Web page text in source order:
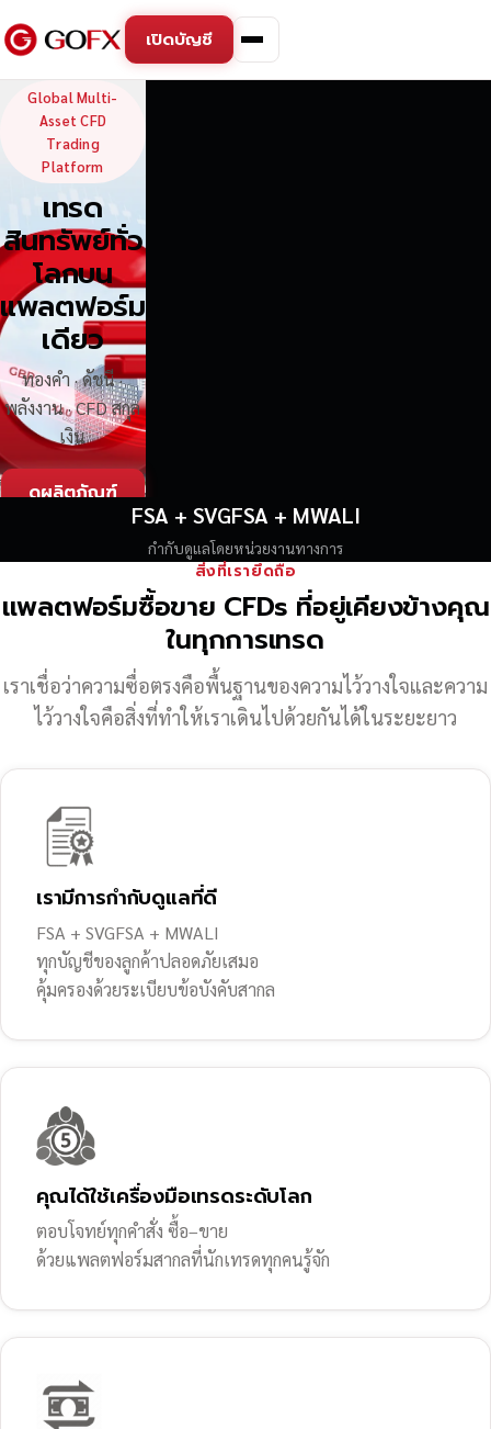
เปิดบัญชี
GoFX — Global Multi-
Global Multi-
Asset CFD
Trading
Platform
เทรด
สินทรัพย์ทั่ว
โลกบน
แพลตฟอร์ม
เดียว
ทองคำ · ดัชนี ·
พลังงาน · CFD สกุล
เงิน
ดูผลิตภัณฑ์
FSA + SVGFSA + MWALI
กำกับดูแลโดยหน่วยงานทางการ
สิ่งที่เรายึดถือ
แพลตฟอร์มซื้อขาย CFDs ที่อยู่เคียงข้างคุณ
ในทุกการเทรด
เราเชื่อว่าความซื่อตรงคือพื้นฐานของความไว้วางใจและความ
ไว้วางใจคือสิ่งที่ทำให้เราเดินไปด้วยกันได้ในระยะยาว
เรามีการกำกับดูแลที่ดี
FSA + SVGFSA + MWALI
ทุกบัญชีของลูกค้าปลอดภัยเสมอ
คุ้มครองด้วยระเบียบข้อบังคับสากล
คุณได้ใช้เครื่องมือเทรดระดับโลก
ตอบโจทย์ทุกคำสั่ง ซื้อ–ขาย
ด้วยแพลตฟอร์มสากลที่นักเทรดทุกคนรู้จัก